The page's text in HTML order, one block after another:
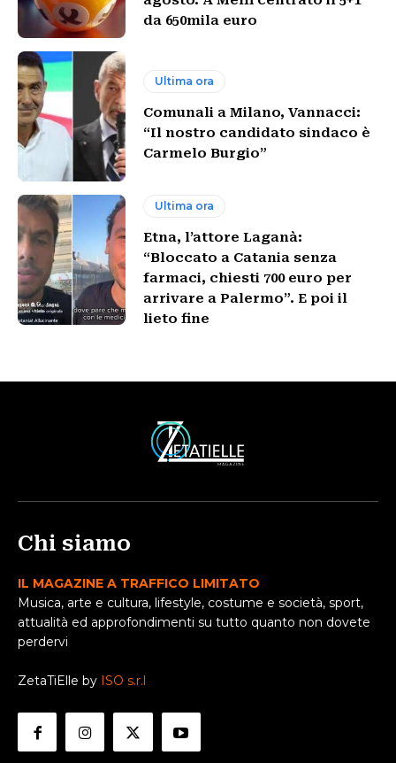
da 650mila euro
Ultima ora
Comunali a Milano, Vannacci:
“Il nostro candidato sindaco è
Carmelo Burgio”
Ultima ora
Etna, l’attore Laganà:
“Bloccato a Catania senza
farmaci, chiesti 700 euro per
arrivare a Palermo”. E poi il
lieto fine
Chi siamo
IL MAGAZINE A TRAFFICO LIMITATO
Musica, arte e cultura, lifestyle, costume e società, sport,
attualità ed approfondimenti su tutto quanto non dovete
perdervi
ZetaTiElle by ISO s.r.l